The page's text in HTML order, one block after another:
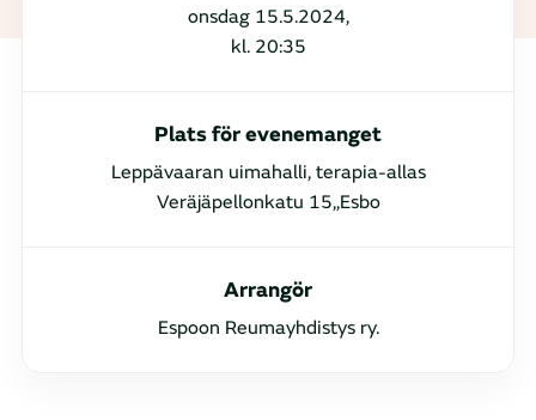
onsdag 15.5.2024,
kl. 20:35
Plats för evenemanget
Leppävaaran uimahalli, terapia-allas
Veräjäpellonkatu 15,,Esbo
Arrangör
Espoon Reumayhdistys ry.